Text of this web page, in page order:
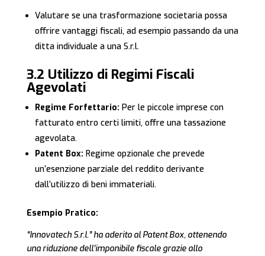
Valutare se una trasformazione societaria possa
offrire vantaggi fiscali, ad esempio passando da una
ditta individuale a una S.r.l.
3.2 Utilizzo di Regimi Fiscali
Agevolati
Regime Forfettario: Per le piccole imprese con
fatturato entro certi limiti, offre una tassazione
agevolata.
Patent Box: Regime opzionale che prevede
un’esenzione parziale del reddito derivante
dall’utilizzo di beni immateriali.
Esempio Pratico:
“Innovatech S.r.l.” ha aderito al Patent Box, ottenendo
una riduzione dell’imponibile fiscale grazie allo